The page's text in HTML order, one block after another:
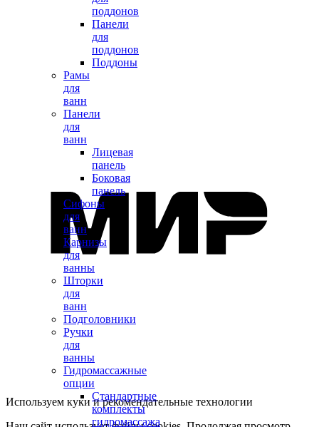
поддонов
Панели
для
поддонов
Поддоны
Рамы
для
ванн
Панели
для
ванн
Лицевая
панель
Боковая
панель
Сифоны
для
ванн
Карнизы
для
ванны
Шторки
для
ванн
Подголовники
Ручки
для
ванны
Гидромассажные
опции
Стандартные
комплекты
гидромассажа
Используем куки и рекомендательные технологии